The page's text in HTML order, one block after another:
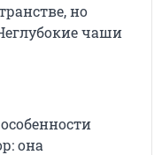
но
чаши
она